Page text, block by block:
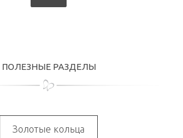
ПОЛЕЗНЫЕ РАЗДЕЛЫ
Золотые кольца